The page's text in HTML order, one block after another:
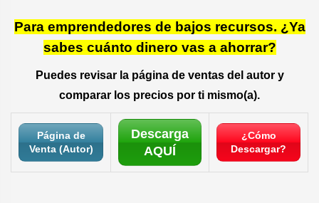
Para emprendedores de bajos recursos. ¿Ya
sabes cuánto dinero vas a ahorrar?
Puedes revisar la página de ventas del autor y
comparar los precios por ti mismo(a).
Página de
Venta (Autor)
Descarga
AQUÍ
¿Cómo
Descargar?